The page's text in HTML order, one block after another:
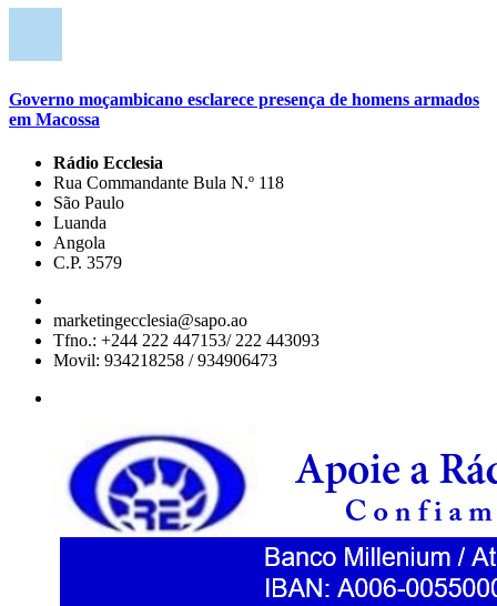
Governo moçambicano esclarece presença de homens armados
em Macossa
Rádio Ecclesia
Rua Commandante Bula N.º 118
São Paulo
Luanda
Angola
C.P. 3579
marketingecclesia@sapo.ao
Tfno.: +244 222 447153/ 222 443093
Movil: 934218258 / 934906473